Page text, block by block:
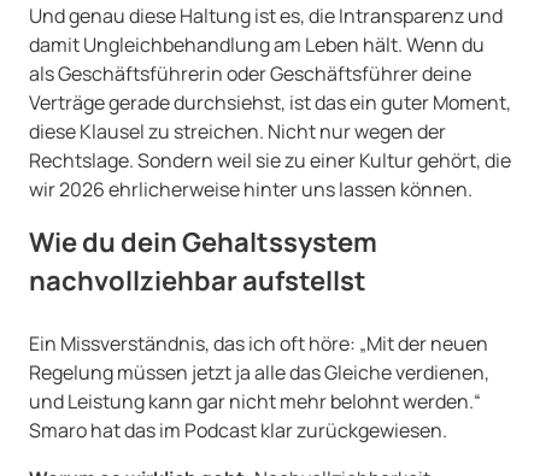
Und genau diese Haltung ist es, die Intransparenz und
damit Ungleichbehandlung am Leben hält. Wenn du
als Geschäftsführerin oder Geschäftsführer deine
Verträge gerade durchsiehst, ist das ein guter Moment,
diese Klausel zu streichen. Nicht nur wegen der
Rechtslage. Sondern weil sie zu einer Kultur gehört, die
wir 2026 ehrlicherweise hinter uns lassen können.
Wie du dein Gehaltssystem
nachvollziehbar aufstellst
Ein Missverständnis, das ich oft höre: „Mit der neuen
Regelung müssen jetzt ja alle das Gleiche verdienen,
und Leistung kann gar nicht mehr belohnt werden.“
Smaro hat das im Podcast klar zurückgewiesen.